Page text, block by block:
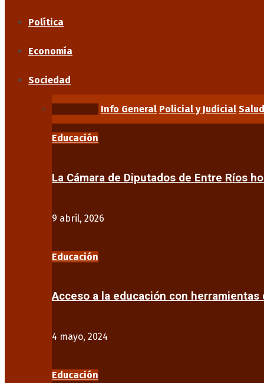
Política
Economía
Sociedad
Info General Policial y Judicial Salud
Educación
La Cámara de Diputados de Entre Ríos
9 abril, 2026
Educación
Acceso a la educación con
4 mayo, 2024
Educación